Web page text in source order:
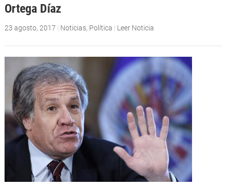
Ortega Díaz
23 agosto, 2017 | Noticias, Política | Leer Noticia